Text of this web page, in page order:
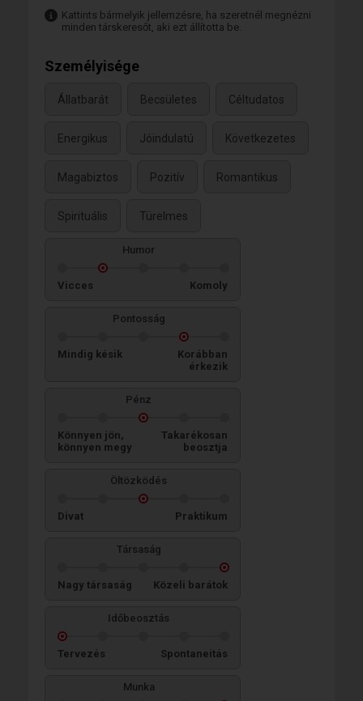
tevékenysegei,anyagi helyzete,
iskolázottsága szintén közel azonos lenne
Kattints bármelyik jellemzésre, ha szeretnél megnézni
minden társkeresőt, aki ezt állította be.
Személyisége
Állatbarát Becsületes Céltudatos
Energikus Jóindulatú Következetes
Magabiztos Pozitív Romantikus
Spirituális Türelmes
Humor
Vicces Komoly
Pontosság
Mindig késik
Korábban
érkezik
Pénz
Könnyen jön,
könnyen megy
Takarékosan
beosztja
Öltözködés
Divat Praktikum
Társaság
Nagy társaság Közeli barátok
Időbeosztás
Tervezés Spontaneitás
Munka